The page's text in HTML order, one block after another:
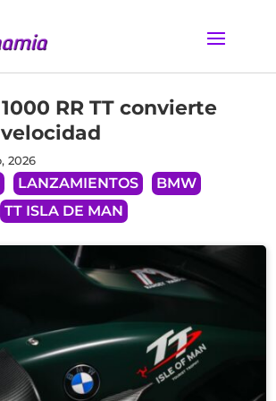
RR TT convierte
2026
LANZAMIENTOS
BMW
TT ISLA DE MAN